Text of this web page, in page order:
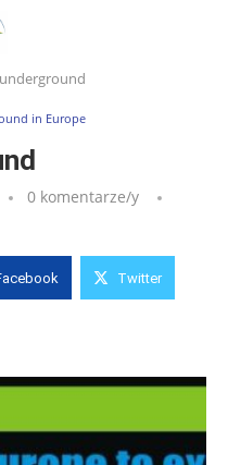
in Europe
0 komentarze/y
Twitter